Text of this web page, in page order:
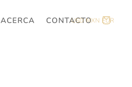
ACERCA CONTACTO
USD MXN EUR